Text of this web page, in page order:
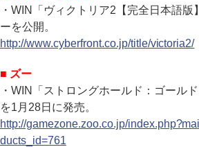
・WIN「ヴィクトリア2【完全日本語
ーを公開。
http://www.cyberfront.co.jp/title/victoria2/
■ ズー
・WIN「ストロングホールド：ゴール
を1月28日に発売。
http://gamezone.zoo.co.jp/
ducts_id=761